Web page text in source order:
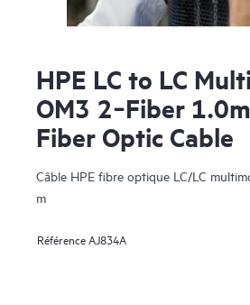
HPE LC to LC
OM3 2‑Fiber
Fiber Optic Cable
Câble HPE fibre optique LC/LC
m
Référence AJ834A